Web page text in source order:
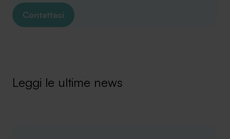
Contattaci
Leggi le ultime news